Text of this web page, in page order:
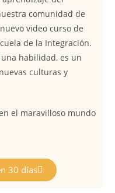
comunidad de
video curso de
de la Integración.
habilidad, es un
culturas y
el maravilloso mundo
30 días